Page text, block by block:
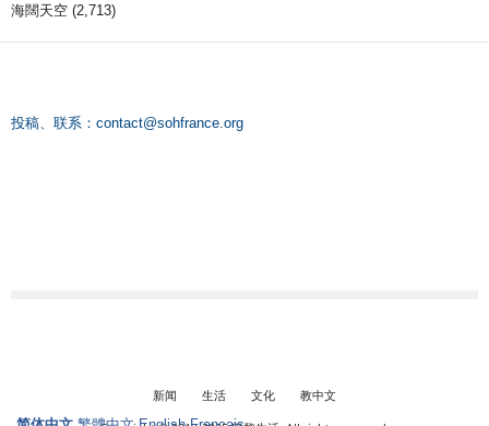
海闊天空 (2,713)
投稿、联系： contact@sohfrance.org
新闻 生活 文化
教中文